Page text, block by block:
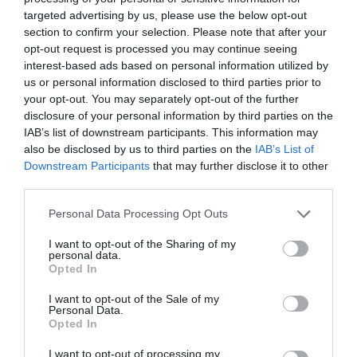
targeted advertising by us, please use the below opt-out
section to confirm your selection. Please note that after your
opt-out request is processed you may continue seeing
interest-based ads based on personal information utilized by
us or personal information disclosed to third parties prior to
your opt-out. You may separately opt-out of the further
disclosure of your personal information by third parties on the
IAB’s list of downstream participants. This information may
also be disclosed by us to third parties on the IAB’s List of
Downstream Participants that may further disclose it to other
Personal Data Processing Opt Outs
I want to opt-out of the Sharing of my
personal data.
Opted In
I want to opt-out of the Sale of my
Personal Data.
Opted In
I want to opt-out of processing my
ciutat catalana és un dels punts on els carrils bici
estan ben situats i que això afavoreix la
implantació de la start-up a Catalunya.
Pel que fa al producte, cada ciclista va equipat
amb una motxilla on es guarda el menjar, tot i que
ara l'empresa vol posar capses als vehicles.
També tenen en compte l' envàs on es guarda
l'aliment. "Si el restaurant té ja el seupackaging
va bé o no en tenen, els oferim alternatives
'empreses amb qui tenim acords a escala
internacionali és el restaurant qui al final tria què
Humanitzar la figura del repartidor
Més enllà de trencar esquemes amb l'ús de la